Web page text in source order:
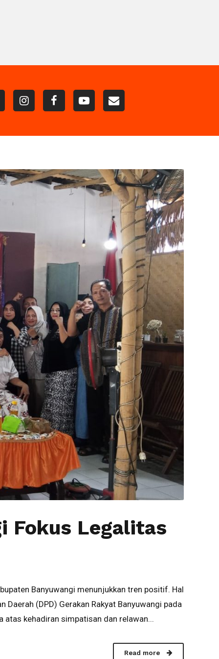
Fokus Legalitas
Banyuwangi menunjukkan tren positif. Hal
(DPD) Gerakan Rakyat Banyuwangi pada
atas kehadiran simpatisan dan relawan...
Read more